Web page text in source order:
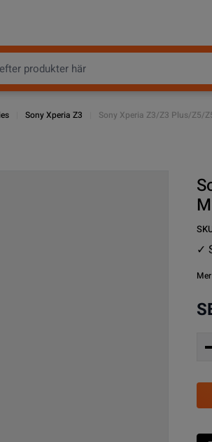
Sony Xperia Z3 Sony Xperia Z3/Z3 Plus/Z5/
✓